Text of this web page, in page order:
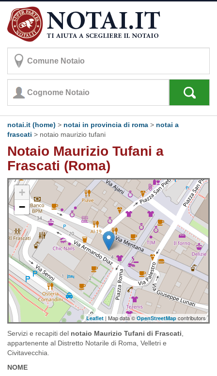
notai.it (home) > notai in provincia di roma > notai a
frascati > notaio maurizio tufani
Notaio Maurizio Tufani a
Frascati (Roma)
+
−
Leaflet | Map data © OpenStreetMap contributors
Servizi e recapiti del notaio Maurizio Tufani di Frascati
appartenente al Distretto Notarile di Roma, Velletri e
Civitavecchia.
NOME